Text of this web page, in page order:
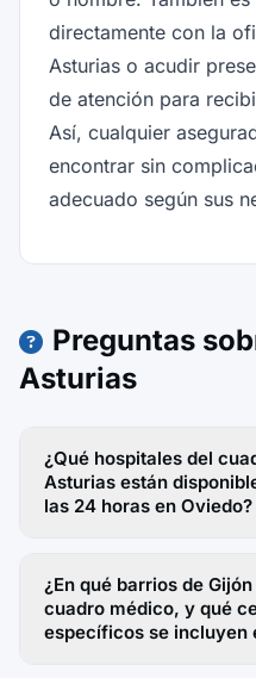
directamente con la
Asturias o acudir
de atención para
Así, cualquier
encontrar sin
adecuado según sus
Preguntas
Asturias
¿Qué hospitales del
Asturias están
las 24 horas en Oviedo?
¿En qué barrios de
cuadro médico, y qué
específicos se incluyen